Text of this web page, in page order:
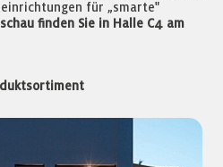
für „smarte"
finden Sie in Halle C4 am